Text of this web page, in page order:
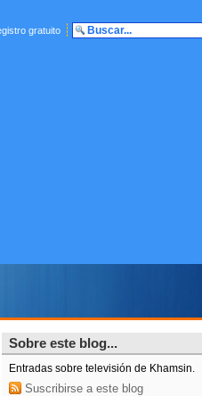
gratuito
Sobre este blog...
Entradas sobre televisión de Khamsin.
Suscribirse a este blog